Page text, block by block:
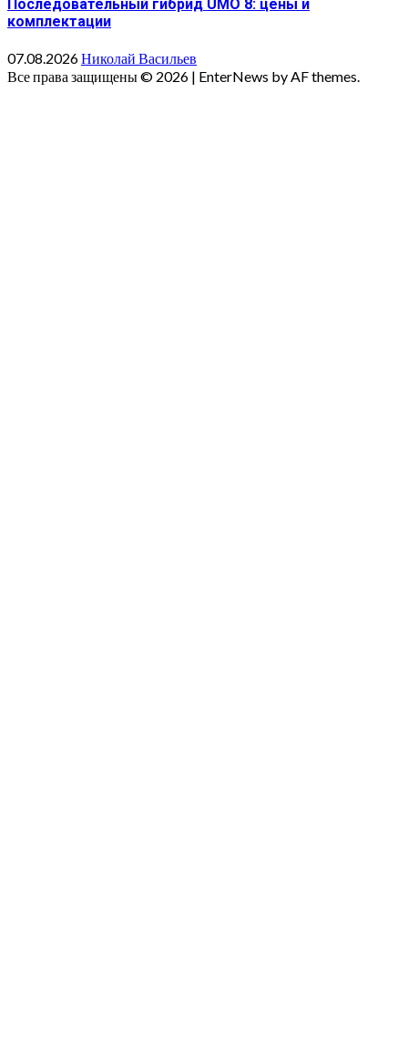
Последовательный гибрид UMO 8: цены и
комплектации
07.08.2026Николай Васильев
Все права защищены © 2026 | EnterNews by AF themes.